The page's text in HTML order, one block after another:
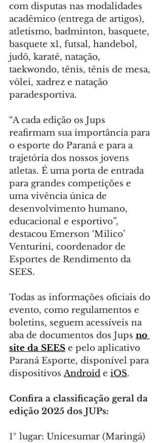
com disputas nas modalidades
acadêmico (entrega de artigos),
atletismo, badminton, basquete,
basquete x1, futsal, handebol,
judô, karatê, natação,
taekwondo, tênis, tênis de mesa,
vôlei, xadrez e natação
paradesportiva.
“A cada edição os Jups
reafirmam sua importância para
o esporte do Paraná e para a
trajetória dos nossos jovens
atletas. É uma porta de entrada
para grandes competições e
uma vivência única de
desenvolvimento humano,
educacional e esportivo”,
destacou Emerson ‘Milico’
Venturini, coordenador de
Esportes de Rendimento da
SEES.
Todas as informações oficiais do
evento, como regulamentos e
boletins, seguem acessíveis na
aba de documentos dos Jups no
site da SEES e pelo aplicativo
Paraná Esporte, disponível para
dispositivos Android e iOS.
Confira a classificação geral da
edição 2025 dos JUPs:
1º lugar: Unicesumar (Maringá)